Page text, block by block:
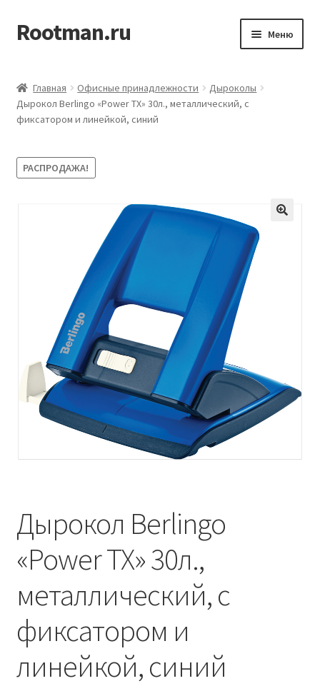
Перейти
к
Перейти
к
Rootman.ru Меню
Офисные принадлежности
Товары для учёбы
меню
Главная Офисные принадлежности
Дыроколы
Дырокол Berlingo «Power TX» 30л., металлический, с
фиксатором и линейкой, синий
РАСПРОДАЖА!
Дырокол Berlingo
«Power TX» 30л.,
металлический, с
фиксатором и
линейкой, синий